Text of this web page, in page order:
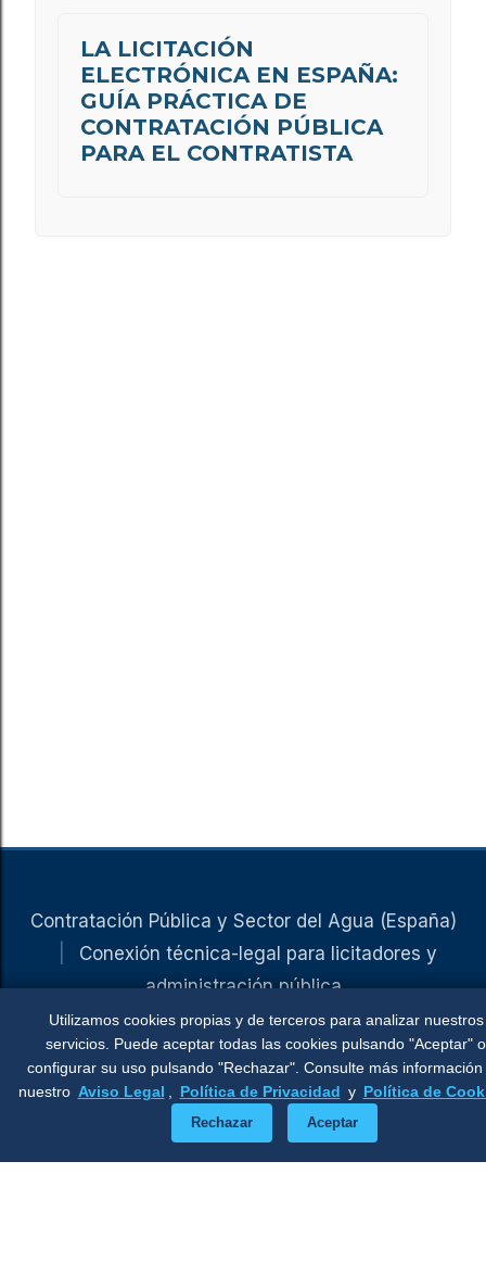
LA LICITACIÓN
ELECTRÓNICA EN ESPAÑA:
GUÍA PRÁCTICA DE
CONTRATACIÓN PÚBLICA
PARA EL CONTRATISTA
Contratación Pública y Sector del Agua (España)
Conexión técnica-legal para licitadores y
administración pública
OBCP (Observatorio de Contratación Pública) Libros
Tribuna Aguasresiduales.info iAguaPonencias
LinkedIn
© 2026 Enrique Castellanos Rodrigo.Permitida
Utilizamos cookies propias y de terceros para analizar nuestros
servicios. Puede aceptar todas las cookies pulsando "Aceptar" o
configurar su uso pulsando "Rechazar". Consulte más información
nuestro Aviso Legal Política de Privacidad y Política de
Rechazar Aceptar